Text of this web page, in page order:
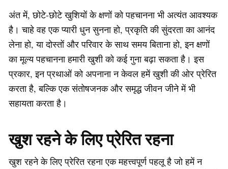
अंत में, छोटे-छोटे खुशियों के क्षणों को पहचानना भी अत्यंत आवश्यक
है। चाहे वह एक प्यारी धुन सुनना हो, प्रकृति की सुंदरता का आनंद
लेना हो, या दोस्तों और परिवार के साथ समय बिताना हो, इन क्षणों
का मूल्य पहचानना हमारी खुशी को कई गुना बढ़ा सकता है। इस
प्रकार, इन प्रथाओं को अपनाना न केवल हमें खुशी की ओर प्रेरित
करता है, बल्कि एक संतोषजनक और समृद्ध जीवन जीने में भी
सहायता करता है।
खुश रहने के लिए प्रेरित रहना
खुश रहने के लिए प्रेरित रहना एक महत्त्वपूर्ण पहलू है जो हमें न